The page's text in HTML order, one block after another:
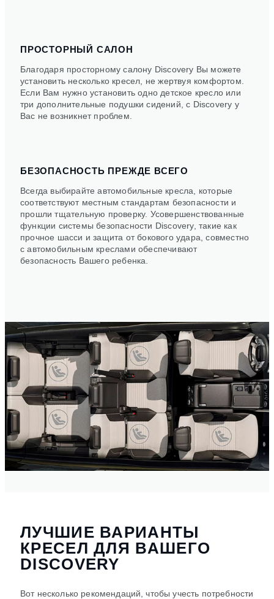
ПРОСТОРНЫЙ САЛОН
Благодаря просторному салону Discovery Вы можете
установить несколько кресел, не жертвуя комфортом.
Если Вам нужно установить одно детское кресло или
три дополнительные подушки сидений, с Discovery у
Вас не возникнет проблем.
БЕЗОПАСНОСТЬ ПРЕЖДЕ ВСЕГО
Всегда выбирайте автомобильные кресла, которые
соответствуют местным стандартам безопасности и
прошли тщательную проверку. Усовершенствованные
функции системы безопасности Discovery, такие как
прочное шасси и защита от бокового удара, совместно
с автомобильным креслами обеспечивают
безопасность Вашего ребенка.
ЛУЧШИЕ ВАРИАНТЫ
КРЕСЕЛ ДЛЯ ВАШЕГО
DISCOVERY
Вот несколько рекомендаций, чтобы учесть потребности